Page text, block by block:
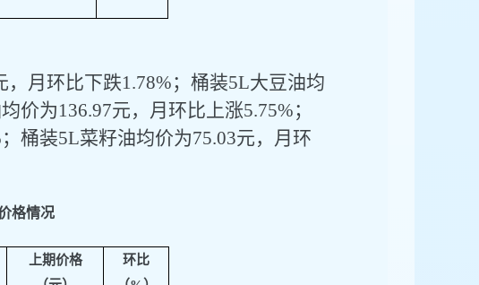
，月环比下跌1.78%； 桶装5L大豆油均
价为136.97元，月环比上涨5.75%；
； 桶装5L菜籽油均价为75.03元，月环
格情况
上期价格
环比